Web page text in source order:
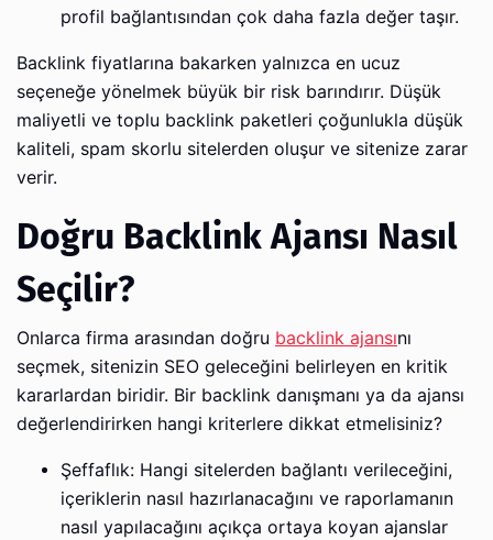
profil bağlantısından çok daha fazla değer taşır.
Backlink fiyatlarına bakarken yalnızca en ucuz
seçeneğe yönelmek büyük bir risk barındırır. Düşük
maliyetli ve toplu backlink paketleri çoğunlukla düşük
kaliteli, spam skorlu sitelerden oluşur ve sitenize zarar
verir.
Doğru Backlink Ajansı Nasıl
Seçilir?
Onlarca firma arasından doğru backlink ajansını
seçmek, sitenizin SEO geleceğini belirleyen en kritik
kararlardan biridir. Bir backlink danışmanı ya da ajansı
değerlendirirken hangi kriterlere dikkat etmelisiniz?
Şeffaflık: Hangi sitelerden bağlantı verileceğini,
içeriklerin nasıl hazırlanacağını ve raporlamanın
nasıl yapılacağını açıkça ortaya koyan ajanslar